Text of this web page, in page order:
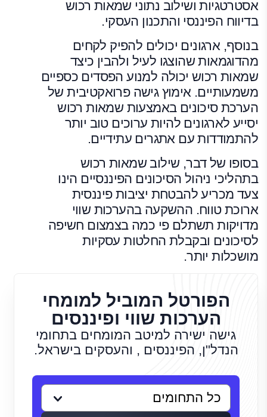
אסטרטגיות ושילוב נתוני שמאות רכוש
בדיווח הפיננסי והתכנון העסקי.
בנוסף, ארגונים יכולים להפיק לקחים
מהדוגמאות שהוצגו לעיל ולהבין כיצד
שמאות רכוש יכולה למנוע הפסדים כספיים
משמעותיים. אימוץ גישה פרואקטיבית של
הערכת סיכונים באמצעות שמאות רכוש
יסייע לארגונים להיות ערוכים טוב יותר
להתמודדות עם אתגרים עתידיים.
בסופו של דבר, שילוב שמאות רכוש
בתהליכי ניהול הסיכונים הפיננסיים הינו
צעד מכריע להבטחת יציבות פיננסית
ארוכת טווח. ההשקעה בהערכות שווי
מדויקות תשתלם פי כמה בצמצום חשיפה
לסיכונים ובקבלת החלטות עסקיות
מושכלות יותר.
הפורטל המוביל למומחי
הערכות שווי ופיננסים
גישה ישירה למיטב המומחים בתחומי
הנדל"ן, הפיננסים , והעסקים בישראל.